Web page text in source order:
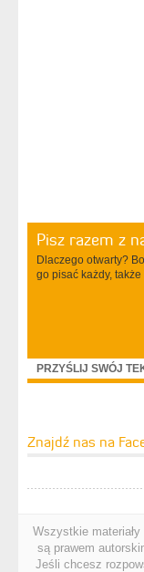
Pisz razem z
Dlaczego otwarty?
go pisać każdy, także
PRZYŚLIJ SWÓJ
Znajdź nas na
Wszystkie
są prawem
Jeśli chcesz